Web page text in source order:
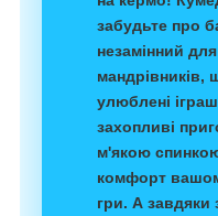
забудьте про
незамінний
мандрівників,
улюблені
захопливі
м'якою
комфорт
гри. А завдяки